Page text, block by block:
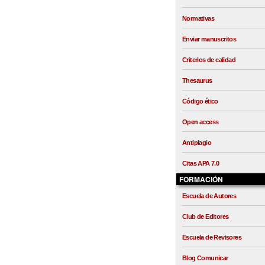
Normativas
Enviar manuscritos
Criterios de calidad
Thesaurus
Código ético
Open access
Antiplagio
Citas APA 7.0
FORMACIÓN
Escuela de Autores
Club de Editores
Escuela de Revisores
Blog Comunicar